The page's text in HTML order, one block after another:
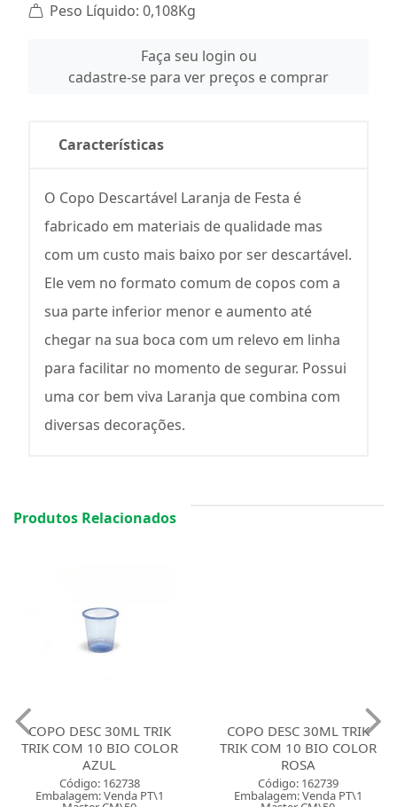
Peso Líquido: 0,108Kg
Faça seu login ou
cadastre-se para ver preços e comprar
Características
O Copo Descartável Laranja de Festa é
fabricado em materiais de qualidade mas
com um custo mais baixo por ser descartável.
Ele vem no formato comum de copos com a
sua parte inferior menor e aumento até
chegar na sua boca com um relevo em linha
para facilitar no momento de segurar. Possui
uma cor bem viva Laranja que combina com
diversas decorações.
Produtos Relacionados
COPO DESC 30ML TRIK
TRIK COM 10 BIO COLOR
AZUL
Código: 162738
Embalagem: Venda PT\1
COPO DESC 30ML TRIK
TRIK COM 10 BIO COLOR
ROSA
Código: 162739
Embalagem: Venda PT\1